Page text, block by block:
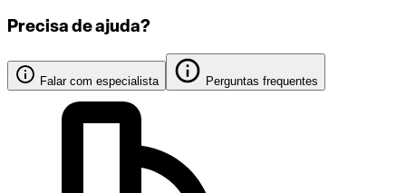
Precisa de ajuda?
Falar com especialista Perguntas frequentes